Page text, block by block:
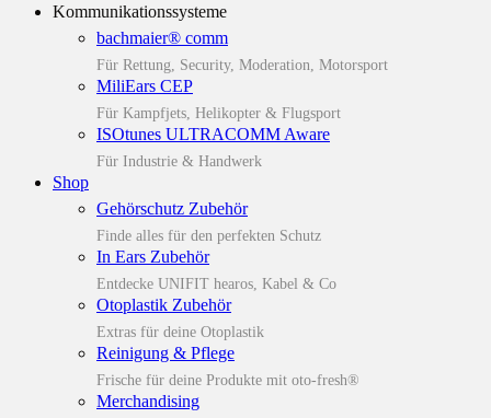
Kommunikationssysteme
bachmaier® comm
Für Rettung, Security, Moderation, Motorsport
MiliEars CEP
Für Kampfjets, Helikopter & Flugsport
ISOtunes ULTRACOMM Aware
Für Industrie & Handwerk
Shop
Gehörschutz Zubehör
Finde alles für den perfekten Schutz
In Ears Zubehör
Entdecke UNIFIT hearos, Kabel & Co
Otoplastik Zubehör
Extras für deine Otoplastik
Reinigung & Pflege
Frische für deine Produkte mit oto-fresh®
Merchandising